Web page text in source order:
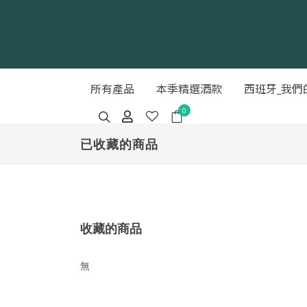
0
所有產品 本季精選酒款 西班牙_我們
已收藏的商品
收藏的商品
無